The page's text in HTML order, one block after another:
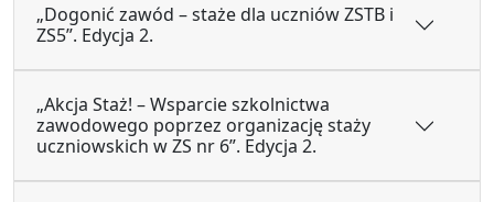
„Dogonić zawód – staże dla uczniów ZSTB i
ZS5”. Edycja 2.
„Akcja Staż! – Wsparcie szkolnictwa
zawodowego poprzez organizację staży
uczniowskich w ZS nr 6”. Edycja 2.